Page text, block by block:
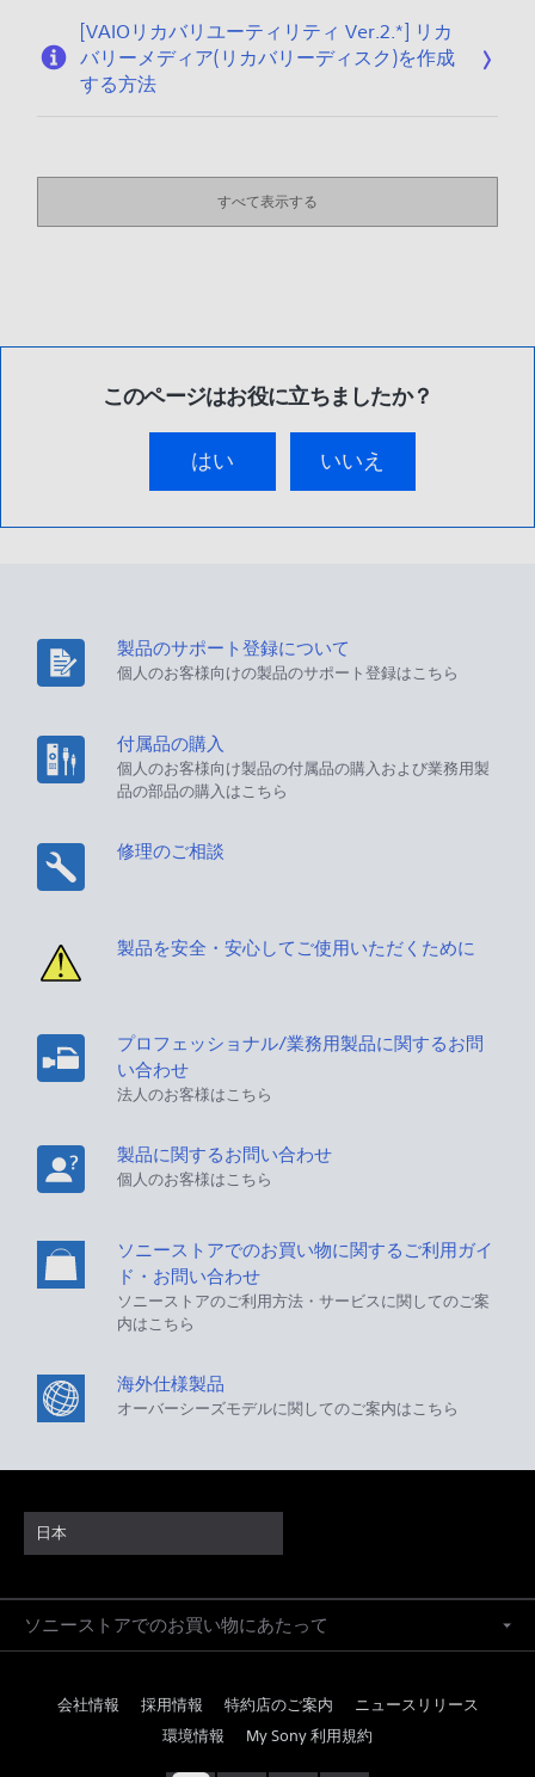
[VAIOリカバリユーティリティ Ver.2.*] リカ
バリーメディア(リカバリーディスク)を作成
する方法
すべて表示する
このページはお役に立ちましたか？
はい いいえ
製品のサポート登録について
個人のお客様向けの製品のサポート登録はこちら
付属品の購入
個人のお客様向け製品の付属品の購入および業務用製
品の部品の購入はこちら
修理のご相談
製品を安全・安心してご使用いただくために
プロフェッショナル/業務用製品に関するお問
い合わせ
法人のお客様はこちら
製品に関するお問い合わせ
個人のお客様はこちら
ソニーストアでのお買い物に関するご利用ガイ
ド・お問い合わせ
ソニーストアのご利用方法・サービスに関してのご案
内はこちら
海外仕様製品
オーバーシーズモデルに関してのご案内はこちら
日本
ソニーストアでのお買い物にあたって
会社情報 採用情報 特約店のご案内
ニュースリリース
環境情報
My Sony 利用規約